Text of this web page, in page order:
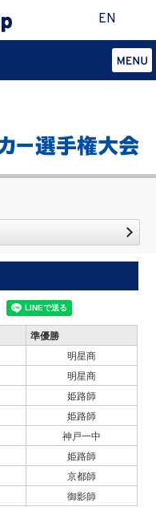
EN
準優勝
明星商
明星商
姫路師
姫路師
神戸一中
姫路師
京都師
御影師